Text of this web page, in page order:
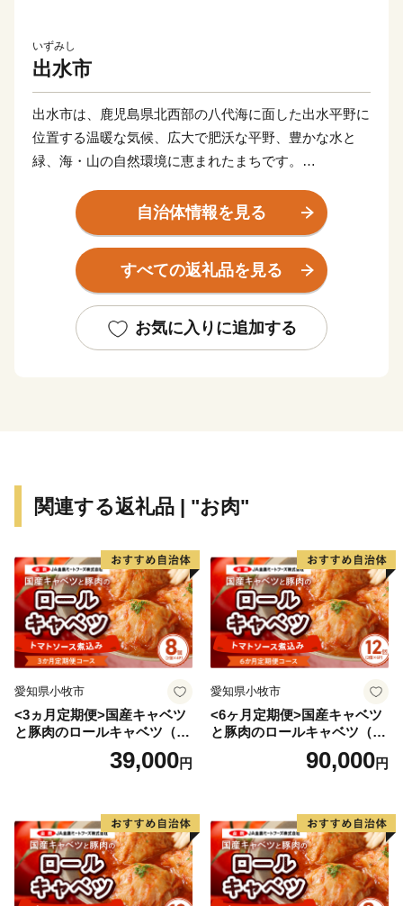
いずみし
出水市
出水市は、鹿児島県北西部の八代海に面した出水平野に
位置する温暖な気候、広大で肥沃な平野、豊かな水と
緑、海・山の自然環境に恵まれたまちです。
冬地(国の特別天然記念物に指定)や江戸時代、要衝の地
として薩摩藩最大の外城が置かれた、
出水麓武家屋敷群(国の重要伝統的建造物保存地区に選
定)などを有しており、往時の面影が今も残る「ツルと
自治体情報を見る
すべての返礼品を見る
お気に入りに追加する
関連する返礼品 | "お肉"
愛知県小牧市
<3ヵ月定期便>国産キャベツ
と豚肉のロールキャベツ（4P
39,000円
愛知県小牧市
<6ヶ月定期便>国産キャベツ
と豚肉のロールキャベツ（6P
90,000円